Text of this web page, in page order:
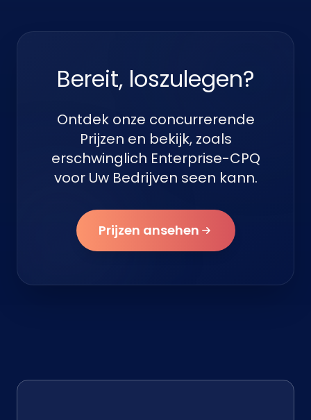
Bereit, loszulegen?
Ontdek onze concurrerende
Prijzen en bekijk, zoals
erschwinglich Enterprise-CPQ
voor Uw Bedrijven seen kann.
Prijzen ansehen